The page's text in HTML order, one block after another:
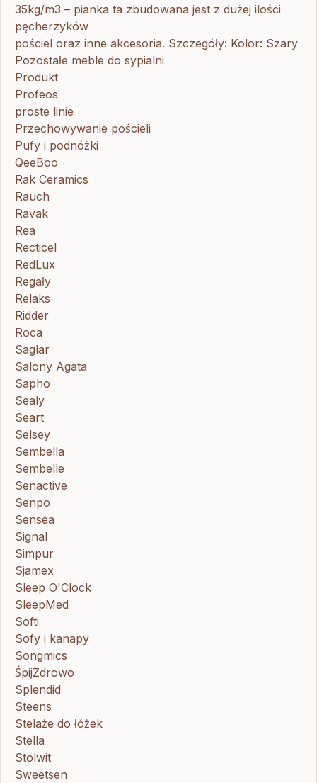
35kg/m3 – pianka ta zbudowana jest z dużej ilości
pęcherzyków
pościel oraz inne akcesoria. Szczegóły: Kolor: Szary
Pozostałe meble do sypialni
Produkt
Profeos
proste linie
Przechowywanie pościeli
Pufy i podnóżki
QeeBoo
Rak Ceramics
Rauch
Ravak
Rea
Recticel
RedLux
Regały
Relaks
Ridder
Roca
Saglar
Salony Agata
Sapho
Sealy
Seart
Selsey
Sembella
Sembelle
Senactive
Senpo
Sensea
Signal
Simpur
Sjamex
Sleep O'Clock
SleepMed
Softi
Sofy i kanapy
Songmics
ŚpijZdrowo
Splendid
Steens
Stelaże do łóżek
Stella
Stolwit
Sweetsen